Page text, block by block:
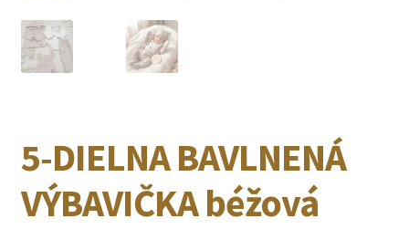
5-DIELNA BAVLNENÁ
VÝBAVIČKA béžová